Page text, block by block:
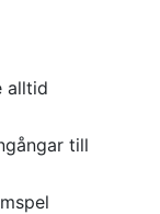
alltid
till